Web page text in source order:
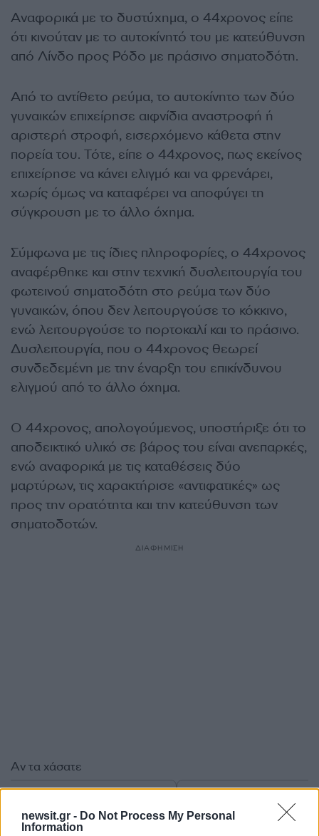
newsit.gr - Do Not Process My Personal
Information
Αναφορικά με το δυστύχημα, ο 44χρονος είπε
ότι κινούταν με το αυτοκίνητό του με κατεύθυνση
από Λίνδο προς Ρόδο με πράσινο σηματοδότη.
Από το αντίθετο ρεύμα, το αυτοκίνητο των δύο
γυναικών επιχείρησε αιφνίδια αναστροφή ή
αριστερή στροφή, εισερχόμενο κάθετα στην
πορεία του. Τότε, είπε ο 44χρονος, πως εκείνος
επιχείρησε να κάνει ελιγμό και να φρενάρει,
χωρίς όμως να καταφέρει να αποφύγει τη
σύγκρουση με το άλλο όχημα.
Σύμφωνα με τις ίδιες πληροφορίες, ο 44χρονος
αναφέρθηκε και στην τεχνική δυσλειτουργία του
φωτεινού σηματοδότη στο ρεύμα των δύο
γυναικών, όπου δεν λειτουργούσε το κόκκινο,
ενώ λειτουργούσε το πορτοκαλί και το πράσινο.
Δυσλειτουργία, που ο 44χρονος θεωρεί
συνδεδεμένη με την έναρξη του επικίνδυνου
ελιγμού από το άλλο όχημα.
Ο 44χρονος, απολογούμενος, υποστήριξε ότι το
αποδεικτικό υλικό σε βάρος του είναι ανεπαρκές,
ενώ αναφορικά με τις καταθέσεις δύο
μαρτύρων, τις χαρακτήρισε «αντιφατικές» ως
προς την ορατότητα και την κατεύθυνση των
σηματοδοτών.
ΔΙΑΦΗΜΙΣΗ
Αν τα χάσατε